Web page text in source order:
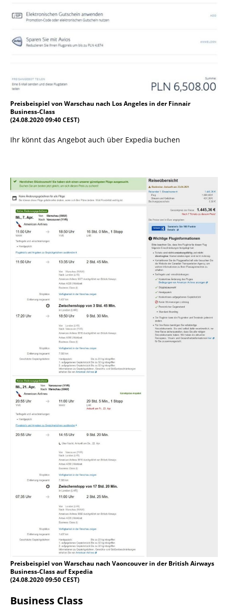
Preisbeispiel von Warschau nach Los Angeles in der Finnair
Business-Class
(24.08.2020 09:40 CEST)
Ihr könnt das Angebot auch über Expedia buchen
Preisbeispiel von Warschau nach Vaoncouver in der British Airways
Business-Class auf Expedia
(24.08.2020 09:50 CEST)
Business Class